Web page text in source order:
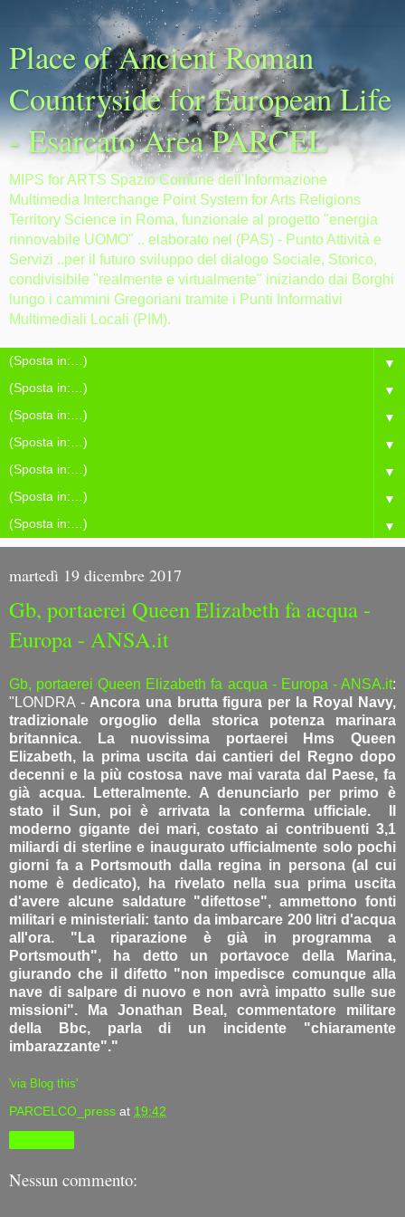
Place of Ancient Roman
Countryside for European Life
- Esarcato Area PARCEL
MIPS for ARTS Spazio Comune dell'Informazione
Multimedia Interchange Point System for Arts Religions
Territory Science in Roma, funzionale al progetto "energia
rinnovabile UOMO" .. elaborato nel (PAS) - Punto Attività e
Servizi ..per il futuro sviluppo del dialogo Sociale, Storico,
condivisibile "realmente e virtualmente" iniziando dai Borghi
lungo i cammini Gregoriani tramite i Punti Informativi
Multimediali Locali (PIM).
▼
▼
▼
▼
▼
▼
▼
martedì 19 dicembre 2017
Gb, portaerei Queen Elizabeth fa acqua -
Europa - ANSA.it
Gb, portaerei Queen Elizabeth fa acqua - Europa - ANSA.it:
"LONDRA -Ancora una brutta figura per la Royal Navy,
tradizionale orgoglio della storica potenza marinara
britannica. La nuovissima portaerei Hms Queen
Elizabeth, la prima uscita dai cantieri del Regno dopo
decenni e la più costosa nave mai varata dal Paese, fa
già acqua. Letteralmente. A denunciarlo per primo è
stato il Sun, poi è arrivata la conferma ufficiale. Il
moderno gigante dei mari, costato ai contribuenti 3,1
miliardi di sterline e inaugurato ufficialmente solo pochi
giorni fa a Portsmouth dalla regina in persona (al cui
nome è dedicato), ha rivelato nella sua prima uscita
d'avere alcune saldature "difettose", ammettono fonti
militari e ministeriali: tanto da imbarcare 200 litri d'acqua
all'ora. "La riparazione è già in programma a
Portsmouth", ha detto un portavoce della Marina,
giurando che il difetto "non impedisce comunque alla
nave di salpare di nuovo e non avrà impatto sulle sue
missioni". Ma Jonathan Beal, commentatore militare
della Bbc, parla di un incidente "chiaramente
imbarazzante"."
'via Blog this'
PARCELCO_press at 19:42
Nessun commento: